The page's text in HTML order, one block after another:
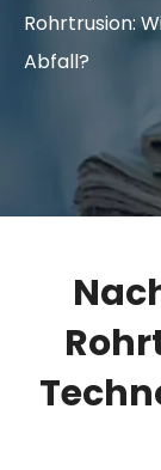
Rohrtrusion:
Abfall?